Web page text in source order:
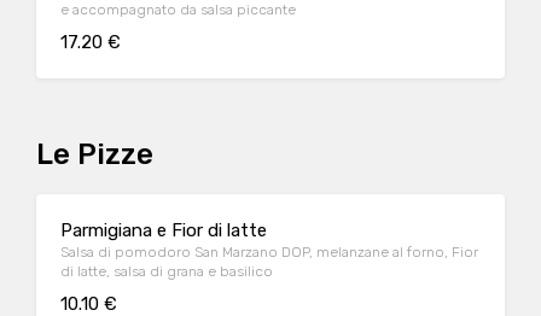
e accompagnato da salsa piccante
17.20 €
Le Pizze
Parmigiana e Fior di latte
Salsa di pomodoro San Marzano DOP, melanzane al forno, Fior
di latte, salsa di grana e basilico
10.10 €